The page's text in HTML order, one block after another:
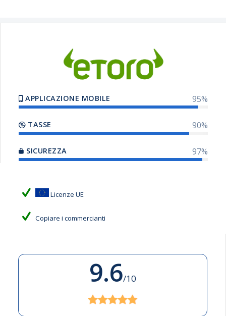
APPLICAZIONE MOBILE 95%
TASSE 90%
SICUREZZA 97%
Licenze UE
Copiare i commercianti
9.6/10